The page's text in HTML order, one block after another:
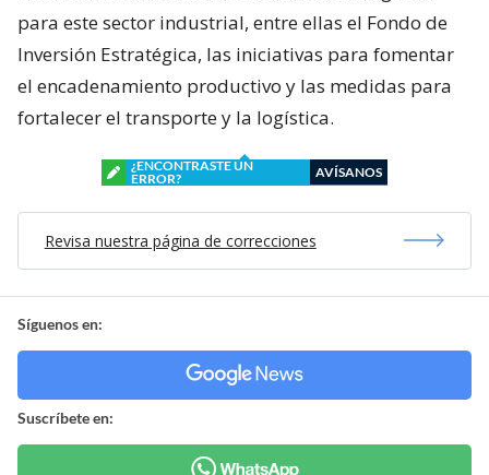
para este sector industrial, entre ellas el Fondo de
Inversión Estratégica, las iniciativas para fomentar
el encadenamiento productivo y las medidas para
fortalecer el transporte y la logística.
¿ENCONTRASTE UN
ERROR?
AVÍSANOS
Revisa nuestra página de correcciones
Síguenos en:
Suscríbete en: